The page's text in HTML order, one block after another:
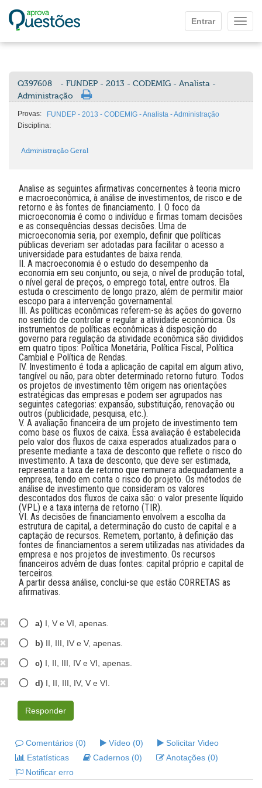
Entrar
Q397608
- FUNDEP - 2013 - CODEMIG - Analista -
Administração
Provas:
FUNDEP - 2013 - CODEMIG - Analista - Administração
Disciplina:
Administração Geral
Analise as seguintes afirmativas concernentes à teoria micro
e macroeconômica, à análise de investimentos, de risco e de
retorno e às fontes de financiamento. I. O foco da
microeconomia é como o indivíduo e firmas tomam decisões
e as consequências dessas decisões. Uma de
microeconomia seria, por exemplo, definir que políticas
públicas deveriam ser adotadas para facilitar o acesso a
universidade para estudantes de baixa renda.
II. A macroeconomia é o estudo do desempenho da
economia em seu conjunto, ou seja, o nível de produção total,
o nível geral de preços, o emprego total, entre outros. Ela
estuda o crescimento de longo prazo, além de permitir maior
escopo para a intervenção governamental.
III. As políticas econômicas referem-se às ações do governo
no sentido de controlar e regular a atividade econômica. Os
instrumentos de políticas econômicas à disposição do
governo para regulação da atividade econômica são divididos
em quatro tipos: Política Monetária, Política Fiscal, Política
Cambial e Política de Rendas.
IV. Investimento é toda a aplicação de capital em algum ativo,
tangível ou não, para obter determinado retorno futuro. Todos
os projetos de investimento têm origem nas orientações
estratégicas das empresas e podem ser agrupados nas
seguintes categorias: expansão, substituição, renovação ou
outros (publicidade, pesquisa, etc.).
V. A avaliação financeira de um projeto de investimento tem
como base os fluxos de caixa. Essa avaliação é estabelecida
pelo valor dos fluxos de caixa esperados atualizados para o
presente mediante a taxa de desconto que reflete o risco do
investimento. A taxa de desconto, que deve ser estimada,
representa a taxa de retorno que remunera adequadamente a
empresa, tendo em conta o risco do projeto. Os métodos de
análise de investimento que consideram os valores
descontados dos fluxos de caixa são: o valor presente líquido
(VPL) e a taxa interna de retorno (TIR).
VI. As decisões de financiamento envolvem a escolha da
estrutura de capital, a determinação do custo de capital e a
captação de recursos. Remetem, portanto, à definição das
fontes de financiamentos a serem utilizadas nas atividades da
empresa e nos projetos de investimento. Os recursos
financeiros advêm de duas fontes: capital próprio e capital de
terceiros.
A partir dessa análise, conclui-se que estão CORRETAS as
afirmativas.
a) I, V e VI, apenas.
b) II, III, IV e V, apenas.
c) I, II, III, IV e VI, apenas.
d) I, II, III, IV, V e VI.
Responder
Comentários (0) Vídeo (0)
Solicitar Video
Estatísticas
Cadernos (0)
Anotações (0)
Notificar erro